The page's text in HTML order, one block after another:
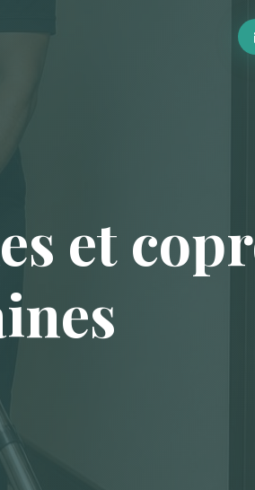
et